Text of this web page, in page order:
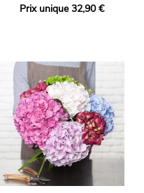
Prix unique 32,90 €